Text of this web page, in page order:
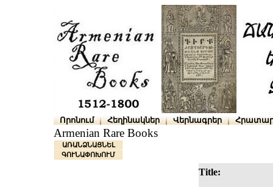
Որոնում Հեղինակներ Վերնագրեր
Armenian Rare Books
ԱՌԱՆՁՆԱՑՆԵԼ
ԳՈՒՆԱՓՈԽՈՒՄ
Title: